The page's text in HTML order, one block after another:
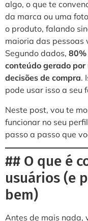
algo, o que te
da marca ou uma
o produto, falando
maioria das pessoas
Segundo dados, 80%
conteúdo gerado
decisões de compra.
pode usar isso a seu
Neste post, vou te
funcionar no seu
passo a passo que
## O que é
usuários (e
bem)
Antes de mais nada,